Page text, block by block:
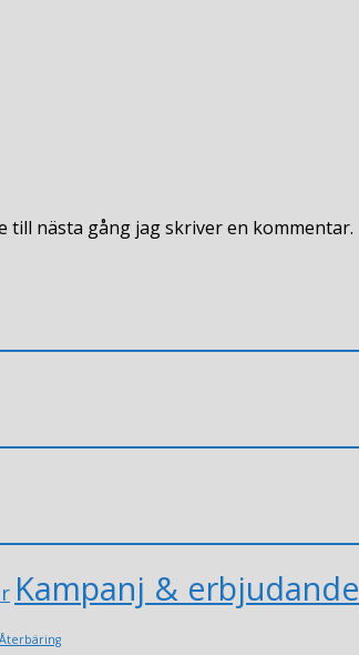
till nästa gång jag skriver en kommentar.
Kampanj & erbjudande
Återbäring